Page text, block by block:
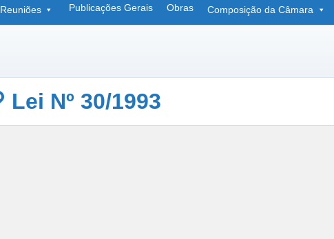
Reuniões Publicações Gerais Obras Composição da Câmara
Lei Nº 30/1993